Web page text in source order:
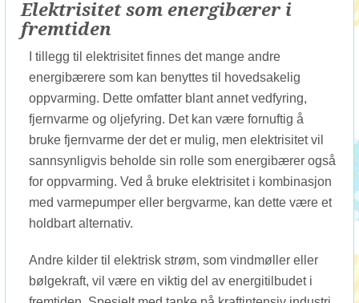
Elektrisitet som energibærer i
fremtiden
I tillegg til elektrisitet finnes det mange andre
energibærere som kan benyttes til hovedsakelig
oppvarming. Dette omfatter blant annet vedfyring,
fjernvarme og oljefyring. Det kan være fornuftig å
bruke fjernvarme der det er mulig, men elektrisitet vil
sannsynligvis beholde sin rolle som energibærer også
for oppvarming. Ved å bruke elektrisitet i kombinasjon
med varmepumper eller bergvarme, kan dette være et
holdbart alternativ.
Andre kilder til elektrisk strøm, som vindmøller eller
bølgekraft, vil være en viktig del av energitilbudet i